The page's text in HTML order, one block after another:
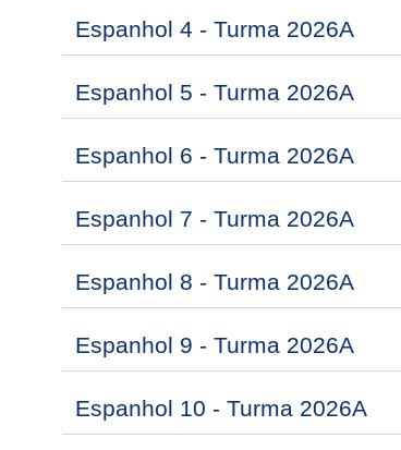
Espanhol 4 - Turma 2026A
Espanhol 5 - Turma 2026A
Espanhol 6 - Turma 2026A
Espanhol 7 - Turma 2026A
Espanhol 8 - Turma 2026A
Espanhol 9 - Turma 2026A
Espanhol 10 - Turma 2026A